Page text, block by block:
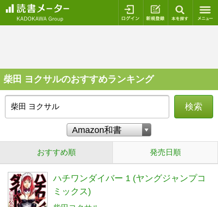
ログイン 新規登録
柴田 ヨクサルのおすすめランキング
検索
おすすめ順 発売日順
ハチワンダイバー 1 (ヤングジャンプコ
ミックス)